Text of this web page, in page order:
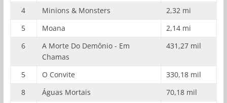
4
Minions & Monsters
2,32 mi
5
Moana
2,14 mi
6
A Morte Do Demônio - Em
Chamas
431,27 mil
5 O Convite
330,18 mil
8
Águas Mortais
70,18 mil